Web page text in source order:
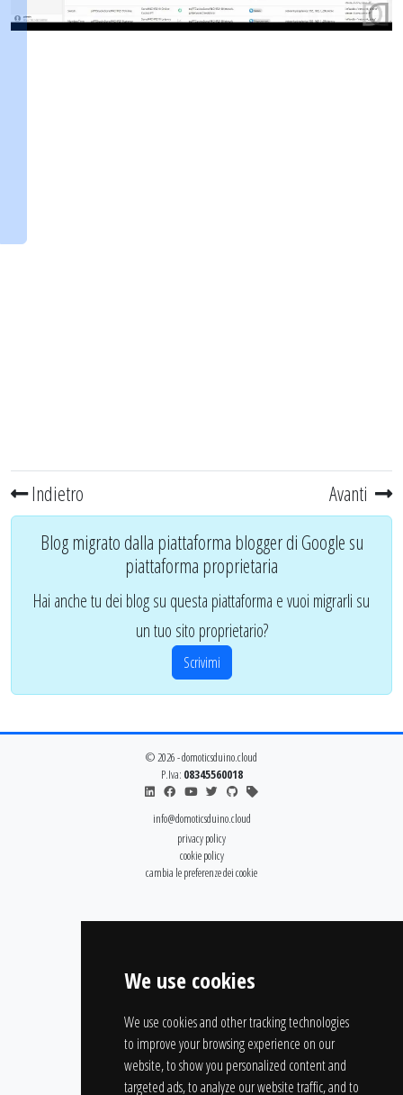
We use cookies
We use cookies and other tracking technologies
to improve your browsing experience on our
website, to show you personalized content and
targeted ads, to analyze our website traffic, and to
Indietro Avanti
Blog migrato dalla piattaforma blogger di Google su
piattaforma proprietaria
Hai anche tu dei blog su questa piattaforma e vuoi migrarli su
un tuo sito proprietario?
Scrivimi
© 2026 - domoticsduino.cloud
P.Iva: 08345560018
info@domoticsduino.cloud
privacy policy
cookie policy
cambia le preferenze dei cookie